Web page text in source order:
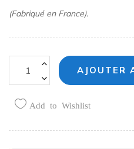
(Fabriqué en France).
AJOUTER
Add to Wishlist